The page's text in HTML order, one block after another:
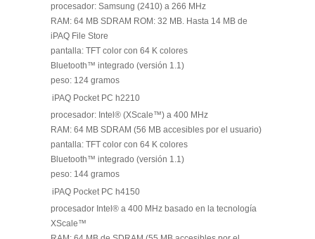
procesador: Samsung (2410) a 266 MHz
RAM: 64 MB SDRAM ROM: 32 MB. Hasta 14 MB de
iPAQ File Store
pantalla: TFT color con 64 K colores
Bluetooth™ integrado (versión 1.1)
peso: 124 gramos
iPAQ Pocket PC h2210
procesador: Intel® (XScale™) a 400 MHz
RAM: 64 MB SDRAM (56 MB accesibles por el usuario)
pantalla: TFT color con 64 K colores
Bluetooth™ integrado (versión 1.1)
peso: 144 gramos
iPAQ Pocket PC h4150
procesador Intel® a 400 MHz basado en la tecnología
XScale™